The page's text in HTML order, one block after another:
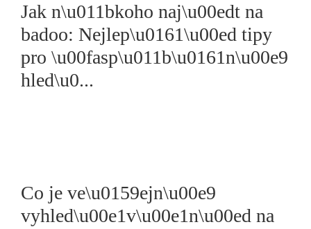
Jak n\u011bkoho naj\u00edt na
badoo: Nejlep\u0161\u00ed tipy
pro \u00fasp\u011b\u0161n\u00e9
hled\u0...
Co je ve\u0159ejn\u00e9
vyhled\u00e1v\u00e1n\u00ed na